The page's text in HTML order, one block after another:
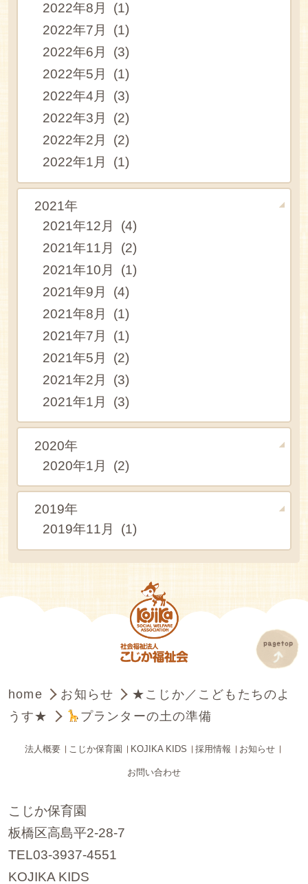
2022年8月 (1)
2022年7月 (1)
2022年6月 (3)
2022年5月 (1)
2022年4月 (3)
2022年3月 (2)
2022年2月 (2)
2022年1月 (1)
2021年
2021年12月 (4)
2021年11月 (2)
2021年10月 (1)
2021年9月 (4)
2021年8月 (1)
2021年7月 (1)
2021年5月 (2)
2021年2月 (3)
2021年1月 (3)
2020年
2020年1月 (2)
2019年
2019年11月 (1)
home お知らせ
★こじか／こどもたちのよ
うす★
プランターの土の準備
法人概要 こじか保育園 KOJIKA KIDS 採用情報 お知らせ
お問い合わせ
こじか保育園
板橋区高島平2-28-7
TEL03-3937-4551
KOJIKA KIDS